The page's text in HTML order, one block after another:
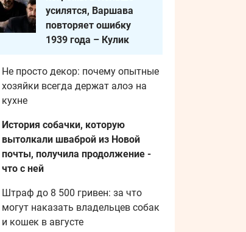
усилятся, Варшава
повторяет ошибку
1939 года – Кулик
Не просто декор: почему опытные
хозяйки всегда держат алоэ на
кухне
История собачки, которую
вытолкали шваброй из Новой
почты, получила продолжение -
что с ней
Штраф до 8 500 гривен: за что
могут наказать владельцев собак
и кошек в августе